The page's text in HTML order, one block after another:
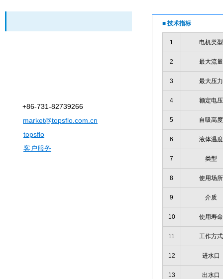
+86-731-82739266
market@topsflo.com.cn
topsflo
客户服务
■ 技术指标
1 电机类型
2 最大流量
3 最大压力
4 额定电压
5 自吸高度
6 液体温度
7 类型
8 使用场所
9 介质
10 使用寿命
11 工作方式
12 进水口
13 出水口